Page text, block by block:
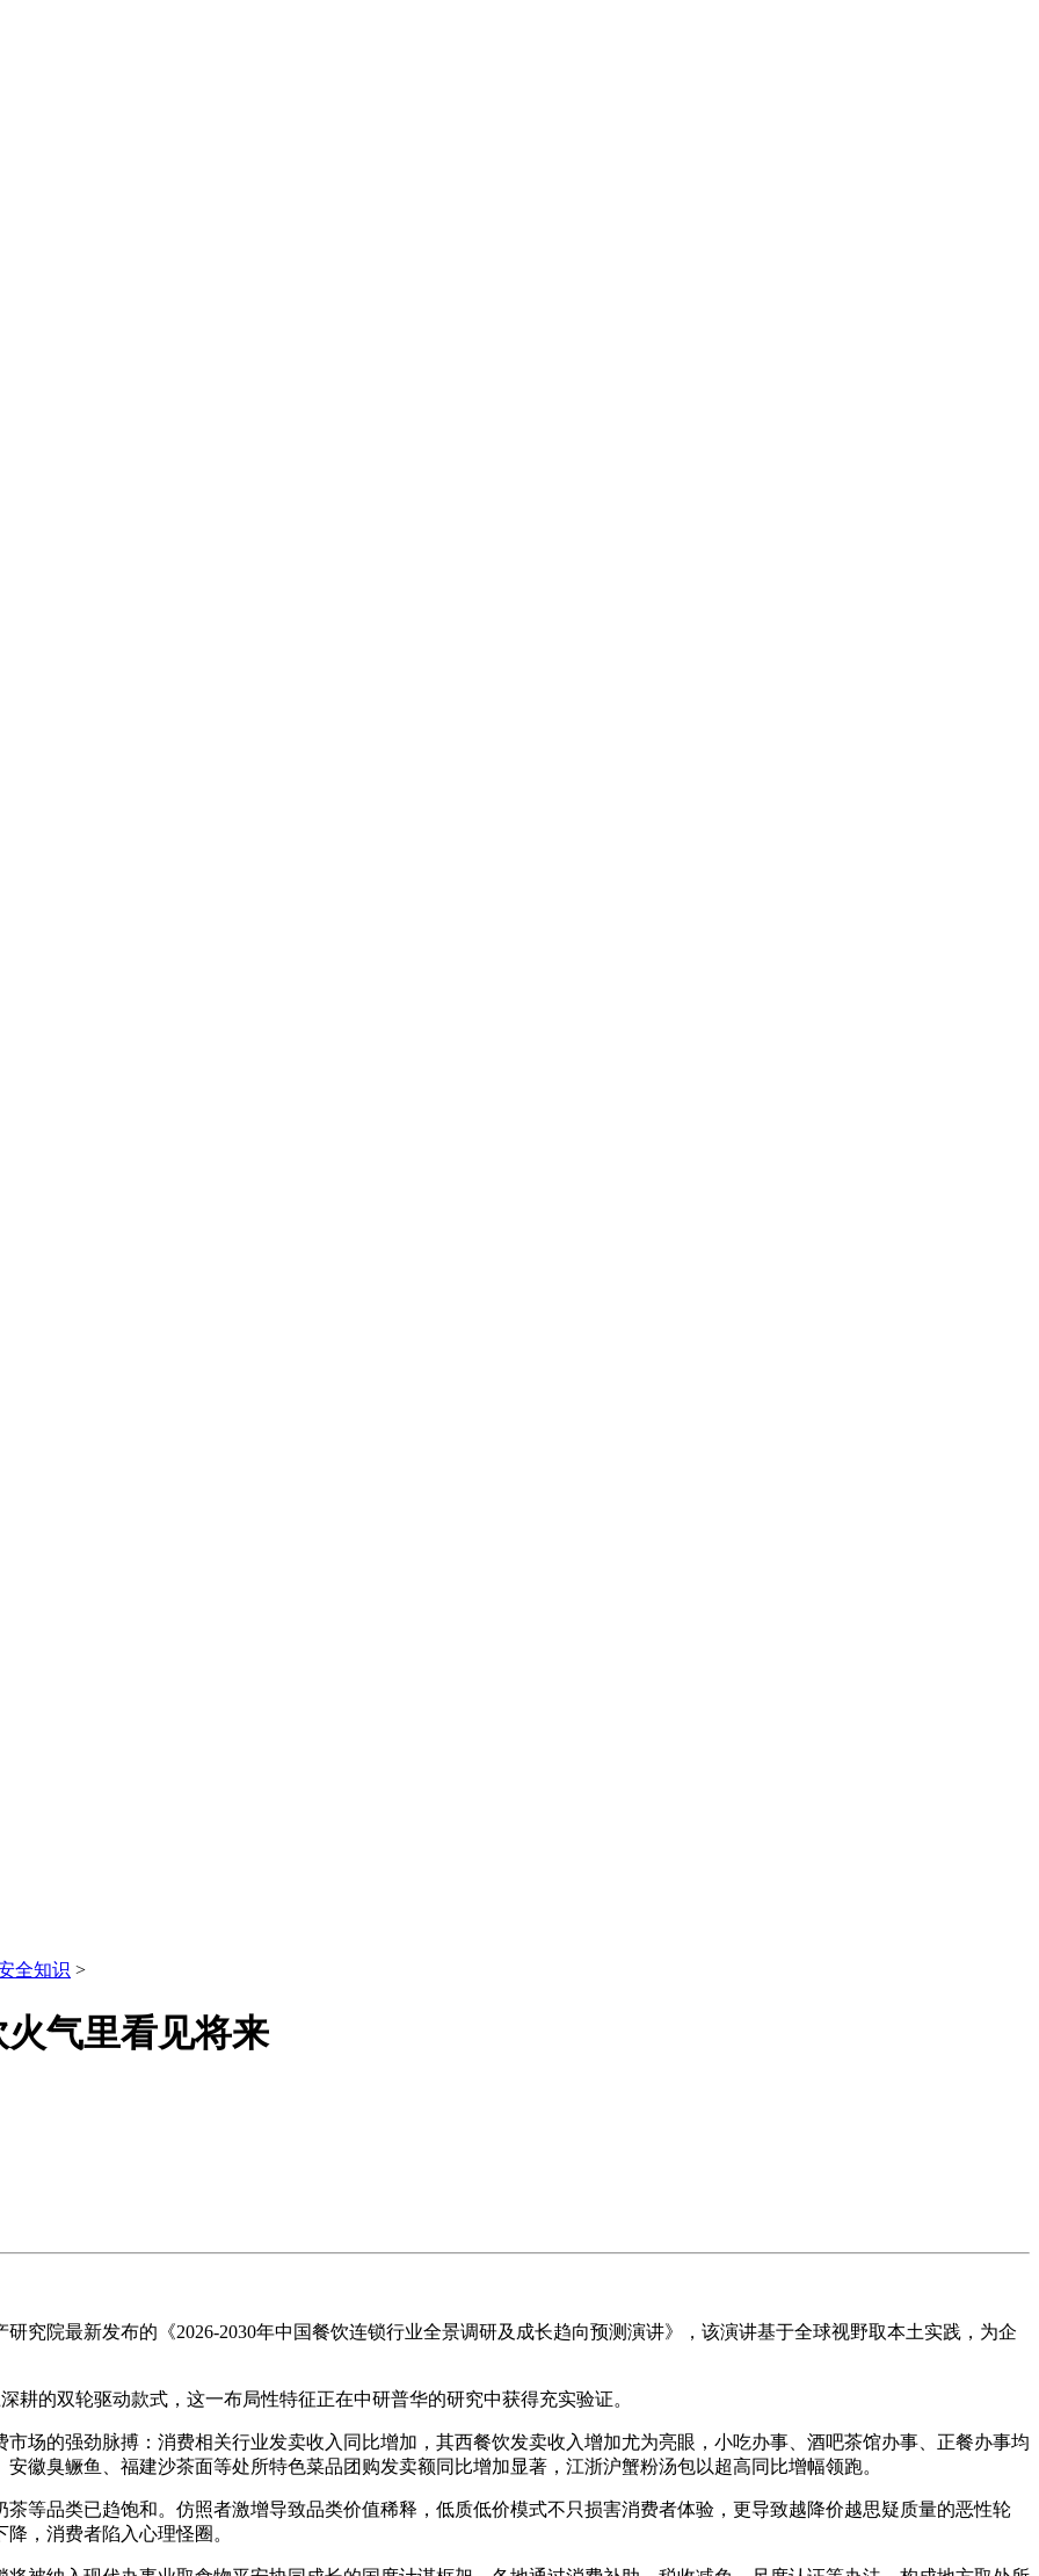
全知识 >
气里看见将来
院最新发布的《2026-2030年中国餐饮连锁行业全景调研及成长趋向预测演讲》，该演讲基于全球视野取本土实践，为企
双轮驱动款式，这一布局性特征正在中研普华的研究中获得充实验证。
的强劲脉搏：消费相关行业发卖收入同比增加，其西餐饮发卖收入增加尤为亮眼，小吃办事、酒吧茶馆办事、正餐办事均
徽臭鳜鱼、福建沙茶面等处所特色菜品团购发卖额同比增加显著，江浙沪蟹粉汤包以超高同比增幅领跑。
品类已趋饱和。仿照者激增导致品类价值稀释，低质低价模式不只损害消费者体验，更导致越降价越思疑质量的恶性轮
，消费者陷入心理怪圈。